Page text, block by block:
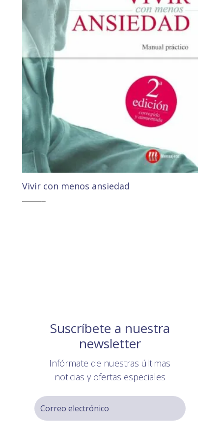
Vivir con menos ansiedad
15,70€
Suscríbete a nuestra
newsletter
Infórmate de nuestras últimas
noticias y ofertas especiales